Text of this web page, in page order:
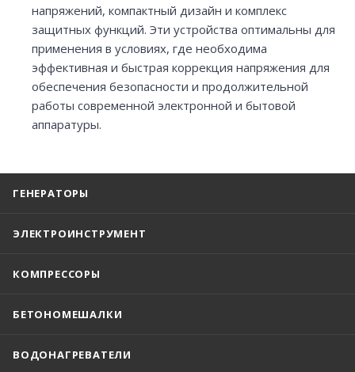
напряжений, компактный дизайн и комплекс
защитных функций. Эти устройства оптимальны для
применения в условиях, где необходима
эффективная и быстрая коррекция напряжения для
обеспечения безопасности и продолжительной
работы современной электронной и бытовой
аппаратуры.
ГЕНЕРАТОРЫ
ЭЛЕКТРОИНСТРУМЕНТ
КОМПРЕССОРЫ
БЕТОНОМЕШАЛКИ
ВОДОНАГРЕВАТЕЛИ